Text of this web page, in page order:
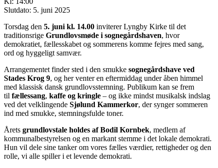
Slutdato: 5. juni 2025
Torsdag den 5. juni kl. 14.00 inviterer Lyngby Kirke til det
traditionsrige Grundlovsmøde i sognegårdshaven, hvor
demokratiet, fællesskabet og sommerens komme fejres med sang,
ord og hyggeligt samvær.
Arrangementet finder sted i den smukke sognegårdshave ved
Stades Krog 9, og her venter en eftermiddag under åben himmel
med klassisk dansk grundlovsstemning. Publikum kan se frem
til fællessang, kaffe og kringle – og ikke mindst musikalsk indslag
ved det velklingende Sjølund Kammerkor, der synger sommeren
ind med smukke, stemningsfulde toner.
Årets grundlovstale holdes af Bodil Kornbek, medlem af
kommunalbestyrelsen og en markant stemme i det lokale demokrati.
Hun vil dele sine tanker om vores fælles værdier, rettigheder og den
rolle, vi alle spiller i et levende demokrati.